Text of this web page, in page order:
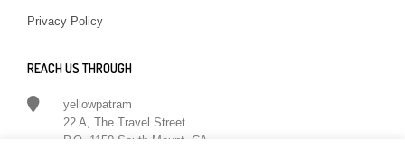
Privacy Policy
REACH US THROUGH
yellowpatram
22 A, The Travel Street
P.O. 1150 South Mount, CA